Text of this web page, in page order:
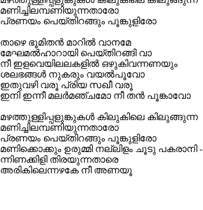
മണിച്ചിലമ്പണിയുന്നതാരോ
പ്രണയം പെയ്തിറങ്ങും പൂങ്കുളിരോ
താഴെ ഭൂമിതൻ മാറിൽ വാനമേ
മേഘമൽഹാറായി പെയ്തിറങ്ങി വാ
നീ ഇളവെയിലലകളിൽ ഒഴുകിവന്നണയും
ശലഭങ്ങൾ നുകരും വയൽപൂവോ
ഇതുവഴി വരൂ പ്രിയ സഖീ വരൂ
ഇനി ഇന്നീ മലർമഞ്ചമോ നീ തൻ പൂങ്കാവോ
മഴത്തുള്ളിപ്പളുങ്കുകൾ കിലുകിലെ കിലുങ്ങുന്ന
മണിച്ചിലമ്പണിയുന്നതാരോ
പ്രണയം പെയ്തിറങ്ങും പൂങ്കുളിരോ
മണിക്കൊക്കും ഉരുമ്മി നല്ലിളം ചൂടു പകരാനി -
ന്നിണക്കിളി തിരയുന്നതാരെ
അരികിലെന്നഴകേ നീ അണയൂ